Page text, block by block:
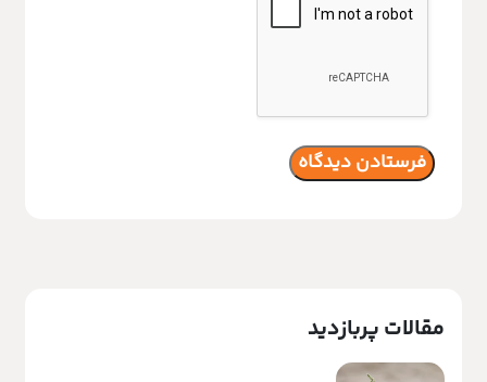
مقالات پربازدید